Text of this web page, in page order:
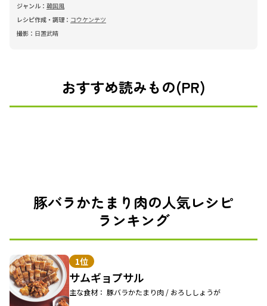
ジャンル： 韓国風
レシピ作成・調理： コウケンテツ
撮影： 日置武晴
おすすめ読みもの(PR)
豚バラかたまり肉の人気レシピ
ランキング
1位
サムギョプサル
主な食材： 豚バラかたまり肉 / おろししょうが